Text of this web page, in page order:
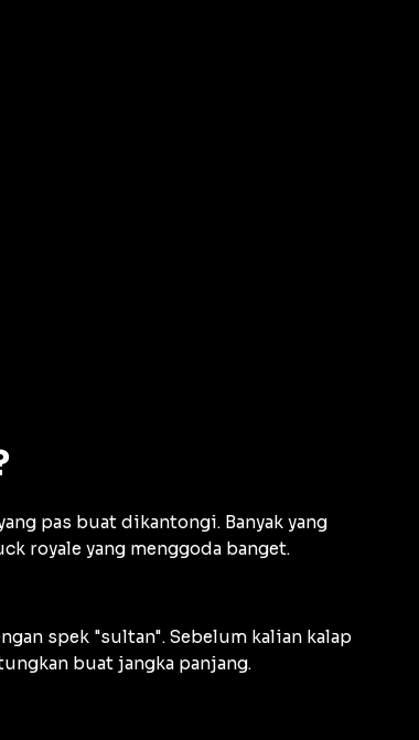
pas buat dikantongi. Banyak yang
royale yang menggoda banget.
spek "sultan". Sebelum kalian kalap
buat jangka panjang.